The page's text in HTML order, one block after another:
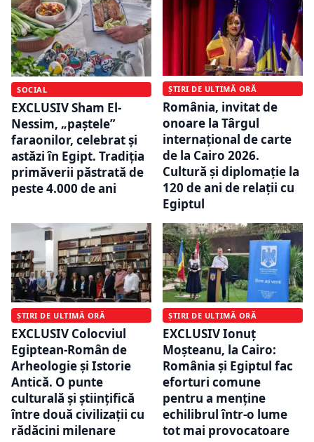
SOCIAL
EXCLUSIV Sham El-
Nessim, „paștele”
faraonilor, celebrat și
astăzi în Egipt. Tradiția
primăverii păstrată de
peste 4.000 de ani
ȘTIRI DE ULTIMĂ ORĂ
România, invitat de
onoare la Târgul
internațional de carte
de la Cairo 2026.
Cultură și diplomație la
120 de ani de relații cu
Egiptul
ȘTIRI DE ULTIMĂ ORĂ
EXCLUSIV Colocviul
Egiptean-Român de
Arheologie și Istorie
Antică. O punte
culturală și științifică
între două civilizații cu
rădăcini milenare
ȘTIRI DE ULTIMĂ ORĂ
EXCLUSIV Ionuț
Moșteanu, la Cairo:
România și Egiptul fac
eforturi comune
pentru a menține
echilibrul într-o lume
tot mai provocatoare